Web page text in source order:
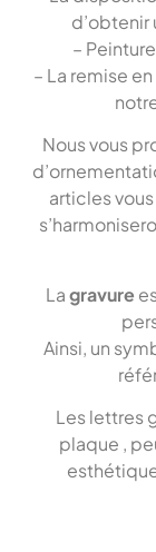
–
– La remise
Nous vous
articles
Lagravure
Ainsi, un
Les lettres
plaque ,